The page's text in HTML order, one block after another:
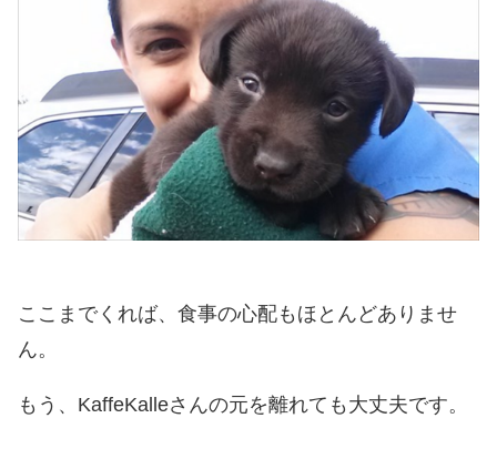
ここまでくれば、食事の心配もほとんどありませ
ん。
もう、KaffeKalleさんの元を離れても大丈夫です。